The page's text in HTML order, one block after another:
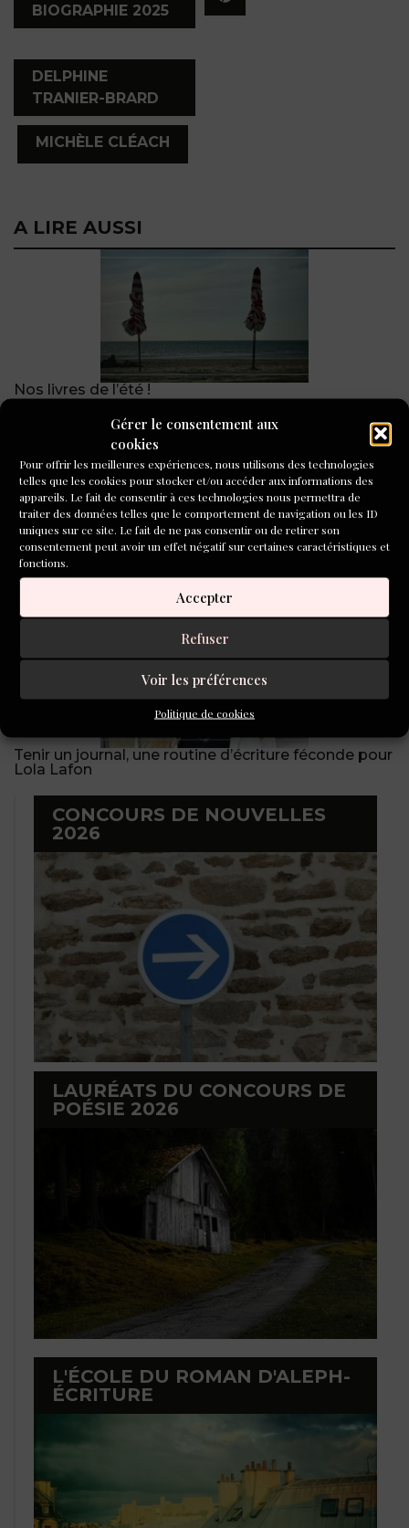
Gérer le consentement aux
cookies
Pour offrir les meilleures expériences, nous utilisons des technologies
telles que les cookies pour stocker et/ou accéder aux informations des
appareils. Le fait de consentir à ces technologies nous permettra de
traiter des données telles que le comportement de navigation ou les ID
uniques sur ce site. Le fait de ne pas consentir ou de retirer son
consentement peut avoir un effet négatif sur certaines caractéristiques et
fonctions.
Accepter
Refuser
Voir les préférences
Politique de cookies
BIOGRAPHIE 2025
DELPHINE
TRANIER-BRARD
MICHÈLE CLÉACH
A LIRE AUSSI
Nos livres de l’été !
Au service des auteurs, le quotidien d’un agent
littéraire
Tenir un journal, une routine d’écriture féconde pour
Lola Lafon
CONCOURS DE NOUVELLES
2026
LAURÉATS DU CONCOURS DE
POÉSIE 2026
L'ÉCOLE DU ROMAN D'ALEPH-
ÉCRITURE